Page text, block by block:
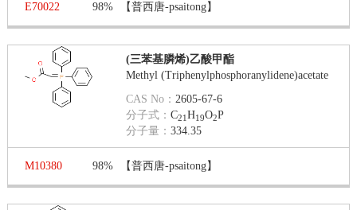
E70022 98% 【普西唐-psaitong】
(三苯基膦烯)乙酸甲酯
Methyl (Triphenylphosphoranylidene)acetate
CAS No：2605-67-6
分子式：C21H19O2P
分子量：334.35
M10380 98% 【普西唐-psaitong】